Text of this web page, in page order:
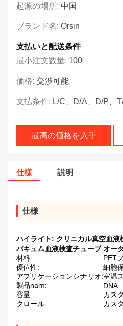
起源の場所: 中国
ブランド名: Orsin
支払いと配送条件
最小注文数量: 100
価格: 交渉可能
支払条件: L/C、D/A、D/P、
最高の価格を入手
仕様 説明
仕様
ハイライト: クリニカル真空血液
バキュム血液検査チューブ オー
材料:
PET
優位性:
細胞
アプリケーションシナリオ:室温
製品nam:
DNA
容量:
カス
クロール:
カス